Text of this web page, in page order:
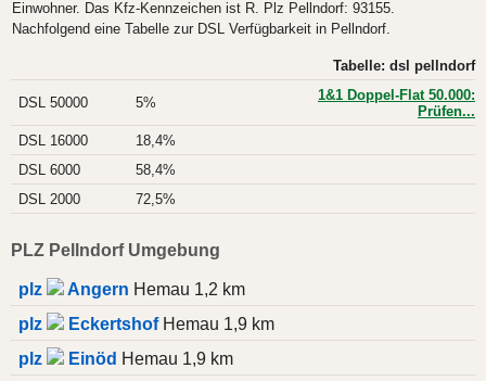
Einwohner. Das Kfz-Kennzeichen ist R. Plz Pellndorf: 93155.
Nachfolgend eine Tabelle zur DSL Verfügbarkeit in Pellndorf.
Tabelle: dsl pellndorf
DSL 50000 5%
1&1 Doppel-Flat 50.000:
Prüfen...
DSL 16000
18,4%
DSL 6000
58,4%
DSL 2000
72,5%
PLZ Pellndorf Umgebung
plz Angern Hemau 1,2 km
plz
EckertshofHemau 1,9 km
plz
Einöd Hemau 1,9 km